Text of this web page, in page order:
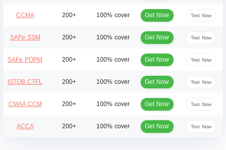
CCMA 200+ 100% cover Get Now Test Now
SAFe SSM 200+ 100% cover Get Now Test Now
SAFe POPM 200+ 100% cover Get Now Test Now
ISTQB CTFL 200+ 100% cover Get Now Test Now
CMAA CCM 200+ 100% cover Get Now Test Now
ACCA 200+ 100% cover Get Now Test Now